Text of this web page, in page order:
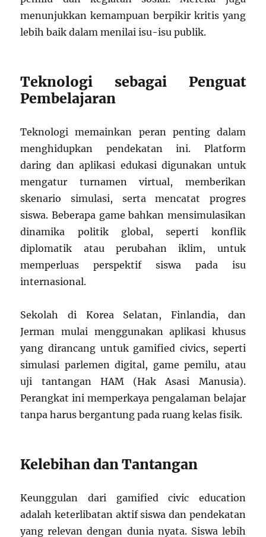
menunjukkan kemampuan berpikir kritis yang
lebih baik dalam menilai isu-isu publik.
Teknologi sebagai Penguat
Pembelajaran
Teknologi memainkan peran penting dalam
menghidupkan pendekatan ini. Platform
daring dan aplikasi edukasi digunakan untuk
mengatur turnamen virtual, memberikan
skenario simulasi, serta mencatat progres
siswa. Beberapa game bahkan mensimulasikan
dinamika politik global, seperti konflik
diplomatik atau perubahan iklim, untuk
memperluas perspektif siswa pada isu
internasional.
Sekolah di Korea Selatan, Finlandia, dan
Jerman mulai menggunakan aplikasi khusus
yang dirancang untuk gamified civics, seperti
simulasi parlemen digital, game pemilu, atau
uji tantangan HAM (Hak Asasi Manusia).
Perangkat ini memperkaya pengalaman belajar
tanpa harus bergantung pada ruang kelas fisik.
Kelebihan dan Tantangan
Keunggulan dari gamified civic education
adalah keterlibatan aktif siswa dan pendekatan
yang relevan dengan dunia nyata. Siswa lebih